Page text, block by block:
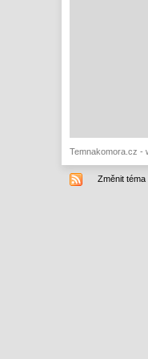
Temnakomora.cz -
Změnit téma